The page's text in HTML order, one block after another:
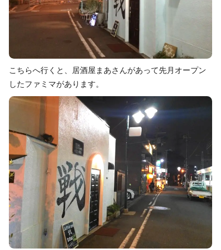
こちらへ行くと、居酒屋まあさんがあって先月オープン
したファミマがあります。